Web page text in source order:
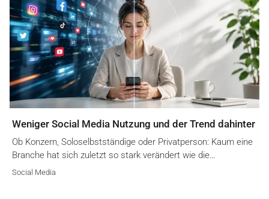
Weniger Social Media Nutzung und der Trend dahinter
Ob Konzern, Soloselbstständige oder Privatperson: Kaum eine
Branche hat sich zuletzt so stark verändert wie die…
Social Media